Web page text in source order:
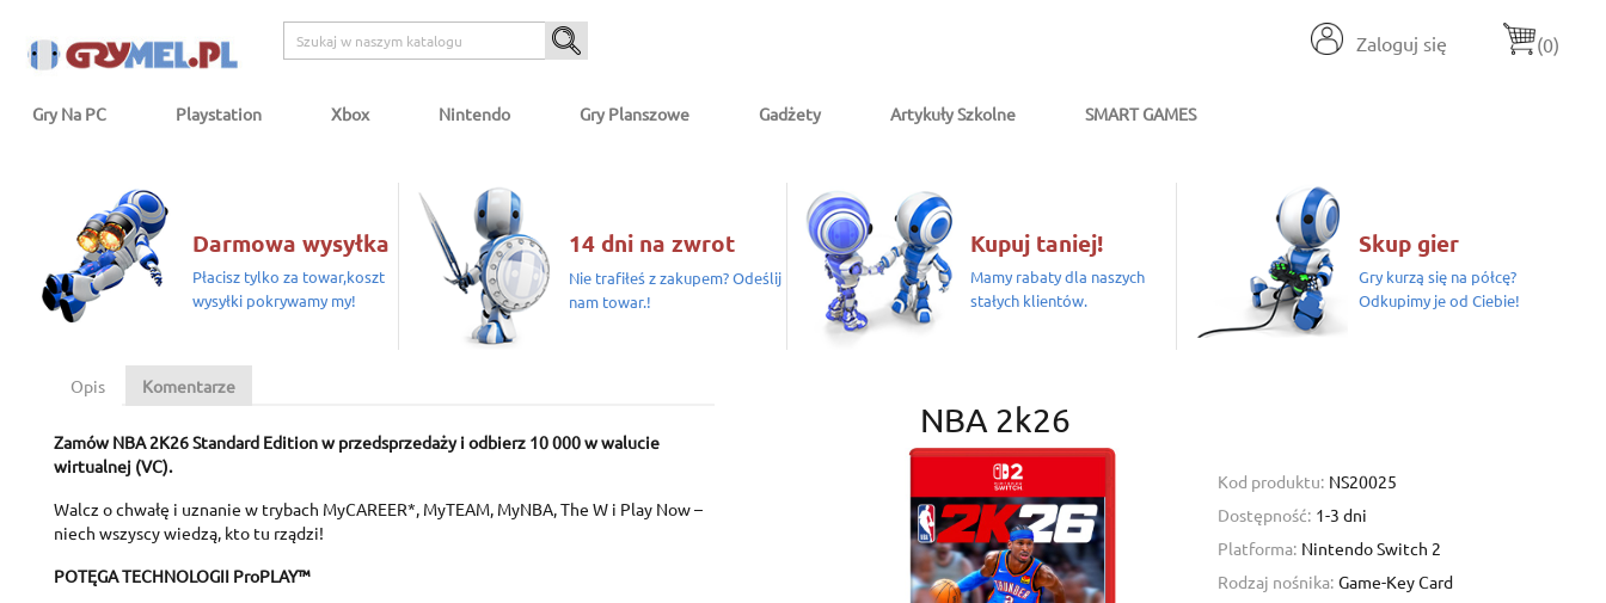
Zaloguj się (0)
Gry Na PC Playstation Xbox Nintendo Gry Planszowe Gadżety Artykuły Szkolne SMART GAMES
Darmowa wysyłka
Płacisz tylko za towar,koszt
wysyłki pokrywamy my!
14 dni na zwrot
Nie trafiłeś z zakupem? Odeślij
nam towar.!
Kupuj taniej!
Mamy rabaty dla naszych
stałych klientów.
Skup gier
Gry kurzą się na półcę?
Odkupimy je od Ciebie!
Opis Komentarze
Zamów NBA 2K26 Standard Edition w przedsprzedaży i odbierz 10 000 w walucie
wirtualnej (VC).
Walcz o chwałę i uznanie w trybach MyCAREER*, MyTEAM, MyNBA, The W i Play Now –
niech wszyscy wiedzą, kto tu rządzi!
POTĘGA TECHNOLOGII ProPLAY™
NBA 2k26
Kod produktu: NS20025
Dostępność: 1-3 dni
Platforma: Nintendo Switch 2
Rodzaj nośnika: Game-Key Card